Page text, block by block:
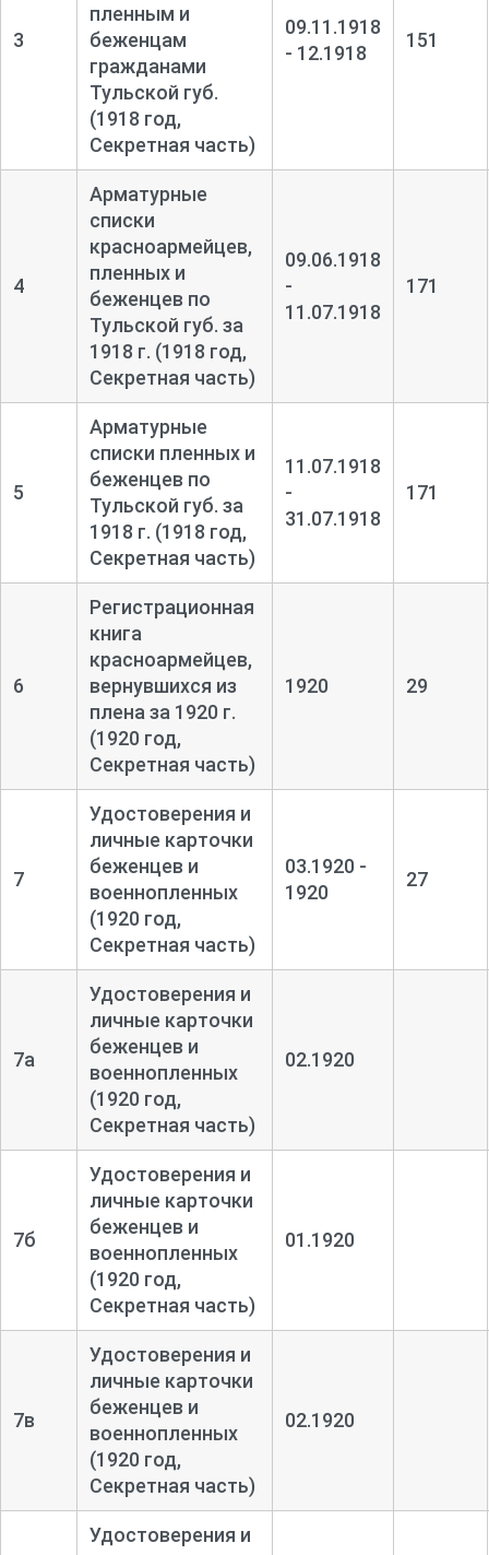
3
пленным и
беженцам
гражданами
Тульской губ.
(1918 год,
Секретная часть)
09.11.1918
- 12.1918
151
4
Арматурные
списки
красноармейцев,
пленных и
беженцев по
Тульской губ. за
1918 г. (1918 год,
Секретная часть)
09.06.1918
-
11.07.1918
171
5
Арматурные
списки пленных и
беженцев по
Тульской губ. за
1918 г. (1918 год,
Секретная часть)
11.07.1918
-
31.07.1918
171
6
Регистрационная
книга
красноармейцев,
вернувшихся из
плена за 1920 г.
(1920 год,
Секретная часть)
1920 29
7
Удостоверения и
личные карточки
беженцев и
военнопленных
(1920 год,
Секретная часть)
03.1920 -
1920
27
7а
Удостоверения и
личные карточки
беженцев и
военнопленных
(1920 год,
Секретная часть)
02.1920
7б
Удостоверения и
личные карточки
беженцев и
военнопленных
(1920 год,
Секретная часть)
01.1920
7в
Удостоверения и
личные карточки
беженцев и
военнопленных
(1920 год,
Секретная часть)
02.1920
Удостоверения и